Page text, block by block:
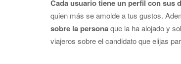
Cada usuario tiene un perfil con sus
quien más se amolde a tus gustos.
sobre la personaque la ha alojado y
viajeros sobre el candidato que elijas